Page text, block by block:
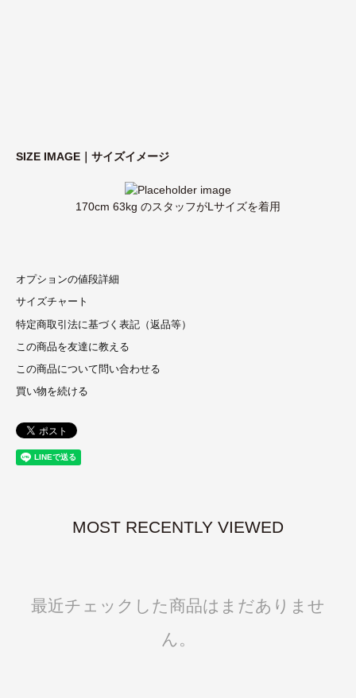
SIZE IMAGE｜サイズイメージ
170cm 63kg のスタッフがLサイズを着用
オプションの値段詳細
サイズチャート
特定商取引法に基づく表記（返品等）
この商品を友達に教える
この商品について問い合わせる
買い物を続ける
MOST RECENTLY VIEWED
最近チェックした商品はまだありませ
ん。